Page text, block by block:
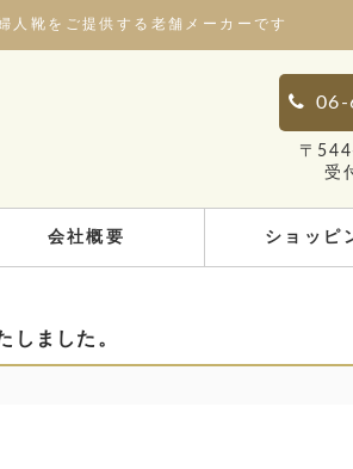
靴をご提供する老舗メーカーです
06-
〒
受
会社概要 ショッピ
ました。